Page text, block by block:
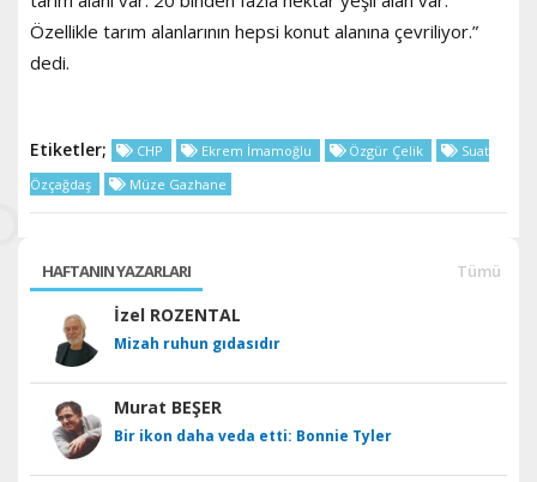
Özellikle tarım alanlarının hepsi konut alanına çevriliyor.”
dedi.
Etiketler; CHP Ekrem İmamoğlu Özgür Çelik
Suat
Özçağdaş
Müze Gazhane
HAFTANIN YAZARLARI Tümü
İzel ROZENTAL
Mizah ruhun gıdasıdır
Murat BEŞER
Bir ikon daha veda etti: Bonnie Tyler